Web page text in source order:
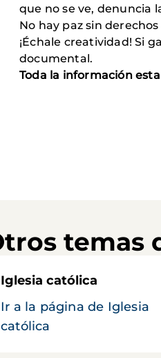
que no se ve, denuncia
No hay paz sin derechos
¡Échale creatividad! Si
documental.
Toda la información
temas
Iglesia católica
Ir a la página de Iglesia
católica